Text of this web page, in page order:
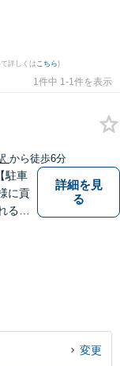
詳しくは こちら)
1件中 1-1件を表示
から徒歩6分
駐車
に貢
るよ
詳細を見
る
変更